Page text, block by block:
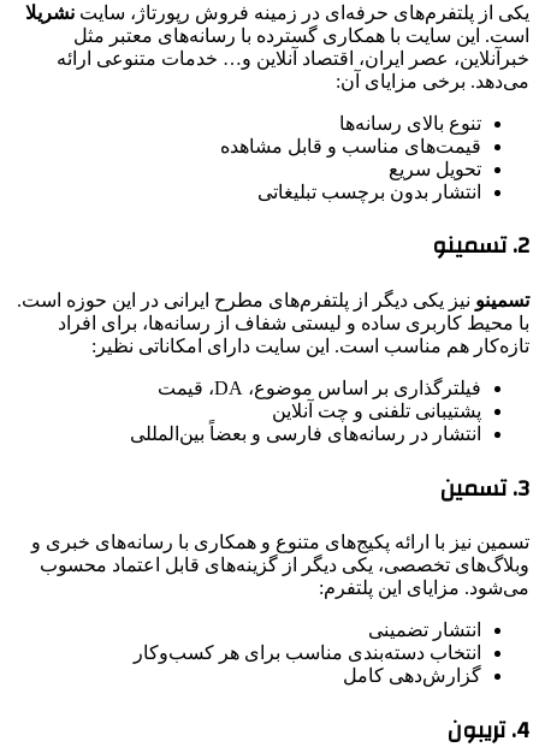
یکی از پلتفرم‌های حرفه‌ای در زمینه فروش رپورتاژ، سایت نشریلا
است. این سایت با همکاری گسترده با رسانه‌های معتبر مثل
خبرآنلاین، عصر ایران، اقتصاد آنلاین و… خدمات متنوعی ارائه
می‌دهد. برخی مزایای آن:
تنوع بالای رسانه‌ها
قیمت‌های مناسب و قابل مشاهده
تحویل سریع
انتشار بدون برچسب تبلیغاتی
2. تسمینو
تسمینو نیز یکی دیگر از پلتفرم‌های مطرح ایرانی در این حوزه است.
با محیط کاربری ساده و لیستی شفاف از رسانه‌ها، برای افراد
تازه‌کار هم مناسب است. این سایت دارای امکاناتی نظیر:
فیلترگذاری بر اساس موضوع، DA، قیمت
پشتیبانی تلفنی و چت آنلاین
انتشار در رسانه‌های فارسی و بعضاً بین‌المللی
3. تسمین
تسمین نیز با ارائه پکیج‌های متنوع و همکاری با رسانه‌های خبری و
وبلاگ‌های تخصصی، یکی دیگر از گزینه‌های قابل اعتماد محسوب
می‌شود. مزایای این پلتفرم:
انتشار تضمینی
انتخاب دسته‌بندی مناسب برای هر کسب‌وکار
گزارش‌دهی کامل
4. تریبون